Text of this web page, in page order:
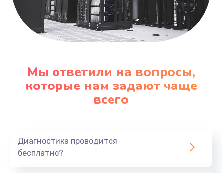
Мы ответили на вопросы,
которые нам задают чаще
всего
Диагностика проводится
бесплатно?